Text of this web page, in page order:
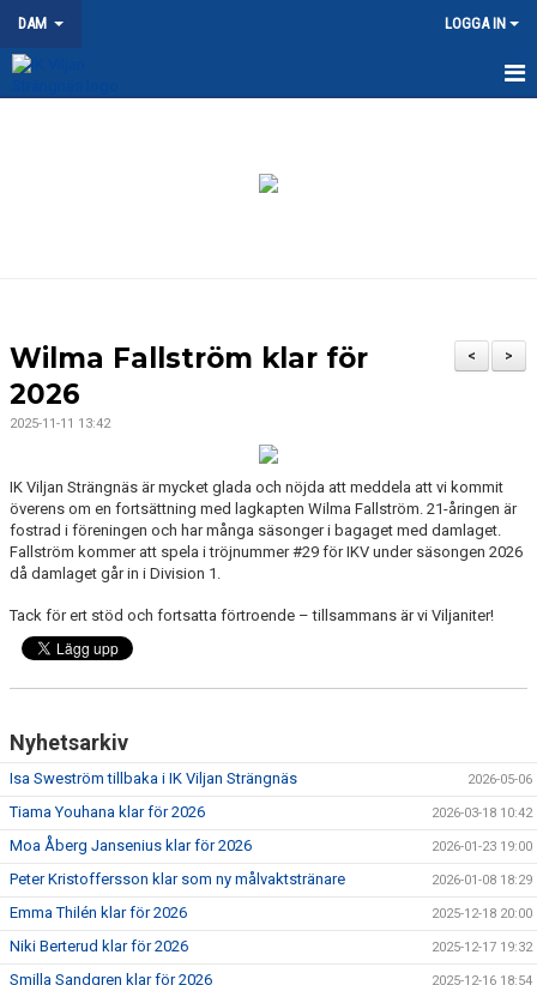
DAM LOGGA IN
KONTAKT
>
<
Wilma Fallström klar för
2026
2025-11-11 13:42
IK Viljan Strängnäs är mycket glada och nöjda att meddela att vi kommit
överens om en fortsättning med lagkapten Wilma Fallström. 21-åringen är
fostrad i föreningen och har många säsonger i bagaget med damlaget.
Fallström kommer att spela i tröjnummer #29 för IKV under säsongen 2026
då damlaget går in i Division 1.
Tack för ert stöd och fortsatta förtroende – tillsammans är vi Viljaniter!
Nyhetsarkiv
Isa Sweström tillbaka i IK Viljan Strängnäs 2026-05-06
Tiama Youhana klar för 2026 2026-03-18 10:42
Moa Åberg Jansenius klar för 2026 2026-01-23 19:00
Peter Kristoffersson klar som ny målvaktstränare 2026-01-08 18:29
Emma Thilén klar för 2026 2025-12-18 20:00
Niki Berterud klar för 2026 2025-12-17 19:32
Smilla Sandgren klar för 2026 2025-12-16 18:54